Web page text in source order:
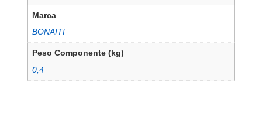
Marca
BONAITI
Peso Componente (kg)
0,4